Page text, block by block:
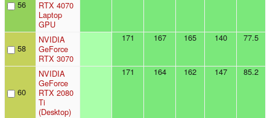
56
RTX 4070
Laptop
GPU
58
NVIDIA
GeForce
RTX 3070
171 167 165 140 77.5
60
NVIDIA
GeForce
RTX 2080
Ti
(Desktop)
171 164 162 147 85.2